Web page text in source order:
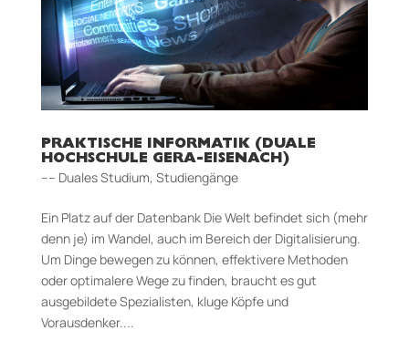
PRAKTISCHE INFORMATIK (DUALE
HOCHSCHULE GERA-EISENACH)
–– Duales Studium, Studiengänge
Ein Platz auf der Datenbank Die Welt befindet sich (mehr
denn je) im Wandel, auch im Bereich der Digitalisierung.
Um Dinge bewegen zu können, effektivere Methoden
oder optimalere Wege zu finden, braucht es gut
ausgebildete Spezialisten, kluge Köpfe und
Vorausdenker....